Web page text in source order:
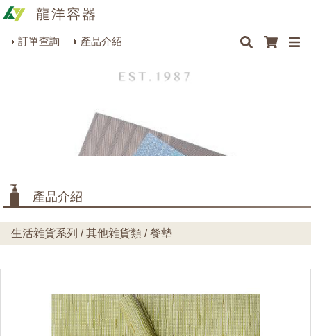
龍洋容器
訂單查詢
產品介紹
餐飲器具系列
生活雜貨系列
美容用品系列
最新消息 聯絡我們
產品介紹
生活雜貨系列 / 其他雜貨類 / 餐墊